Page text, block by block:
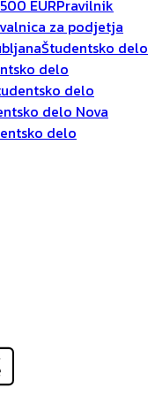
EURPravilnik
za podjetja
Študentsko delo
delo
delo
delo Nova
delo